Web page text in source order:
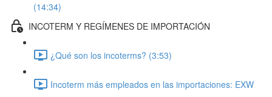
(14:34)
INCOTERM Y REGÍMENES DE IMPORTACIÓN
¿Qué son los incoterms? (3:53)
Incoterm más empleados en las importaciones: EXW